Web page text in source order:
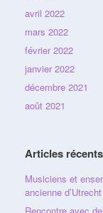
avril 2022
mars 2022
février 2022
janvier 2022
décembre 2021
août 2021
Articles récents
Musiciens et
ancienne